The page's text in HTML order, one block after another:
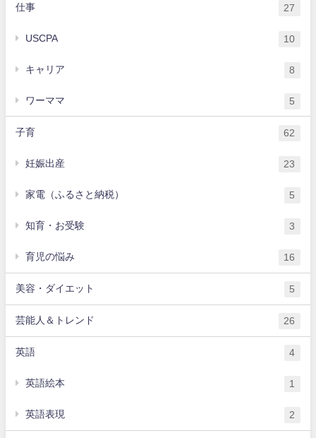
仕事 27
USCPA 10
キャリア 8
ワーママ 5
子育 62
妊娠出産 23
家電（ふるさと納税） 5
知育・お受験 3
育児の悩み 16
美容・ダイエット 5
芸能人＆トレンド 26
英語 4
英語絵本 1
英語表現 2